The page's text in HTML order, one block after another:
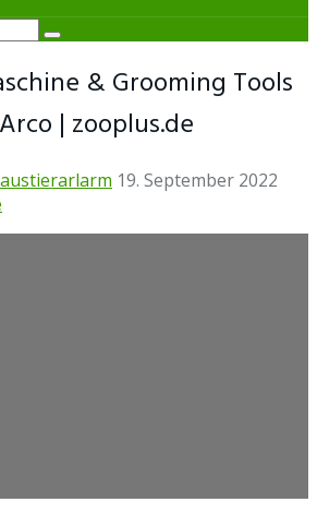
& Grooming Tools
| zooplus.de
19. September 2022